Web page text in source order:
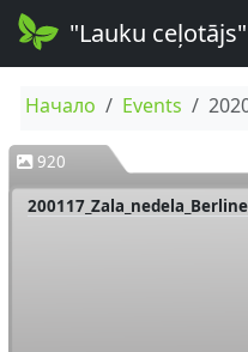
"Lauku
Начало Events
920
200117_Zala_nedela_Berline